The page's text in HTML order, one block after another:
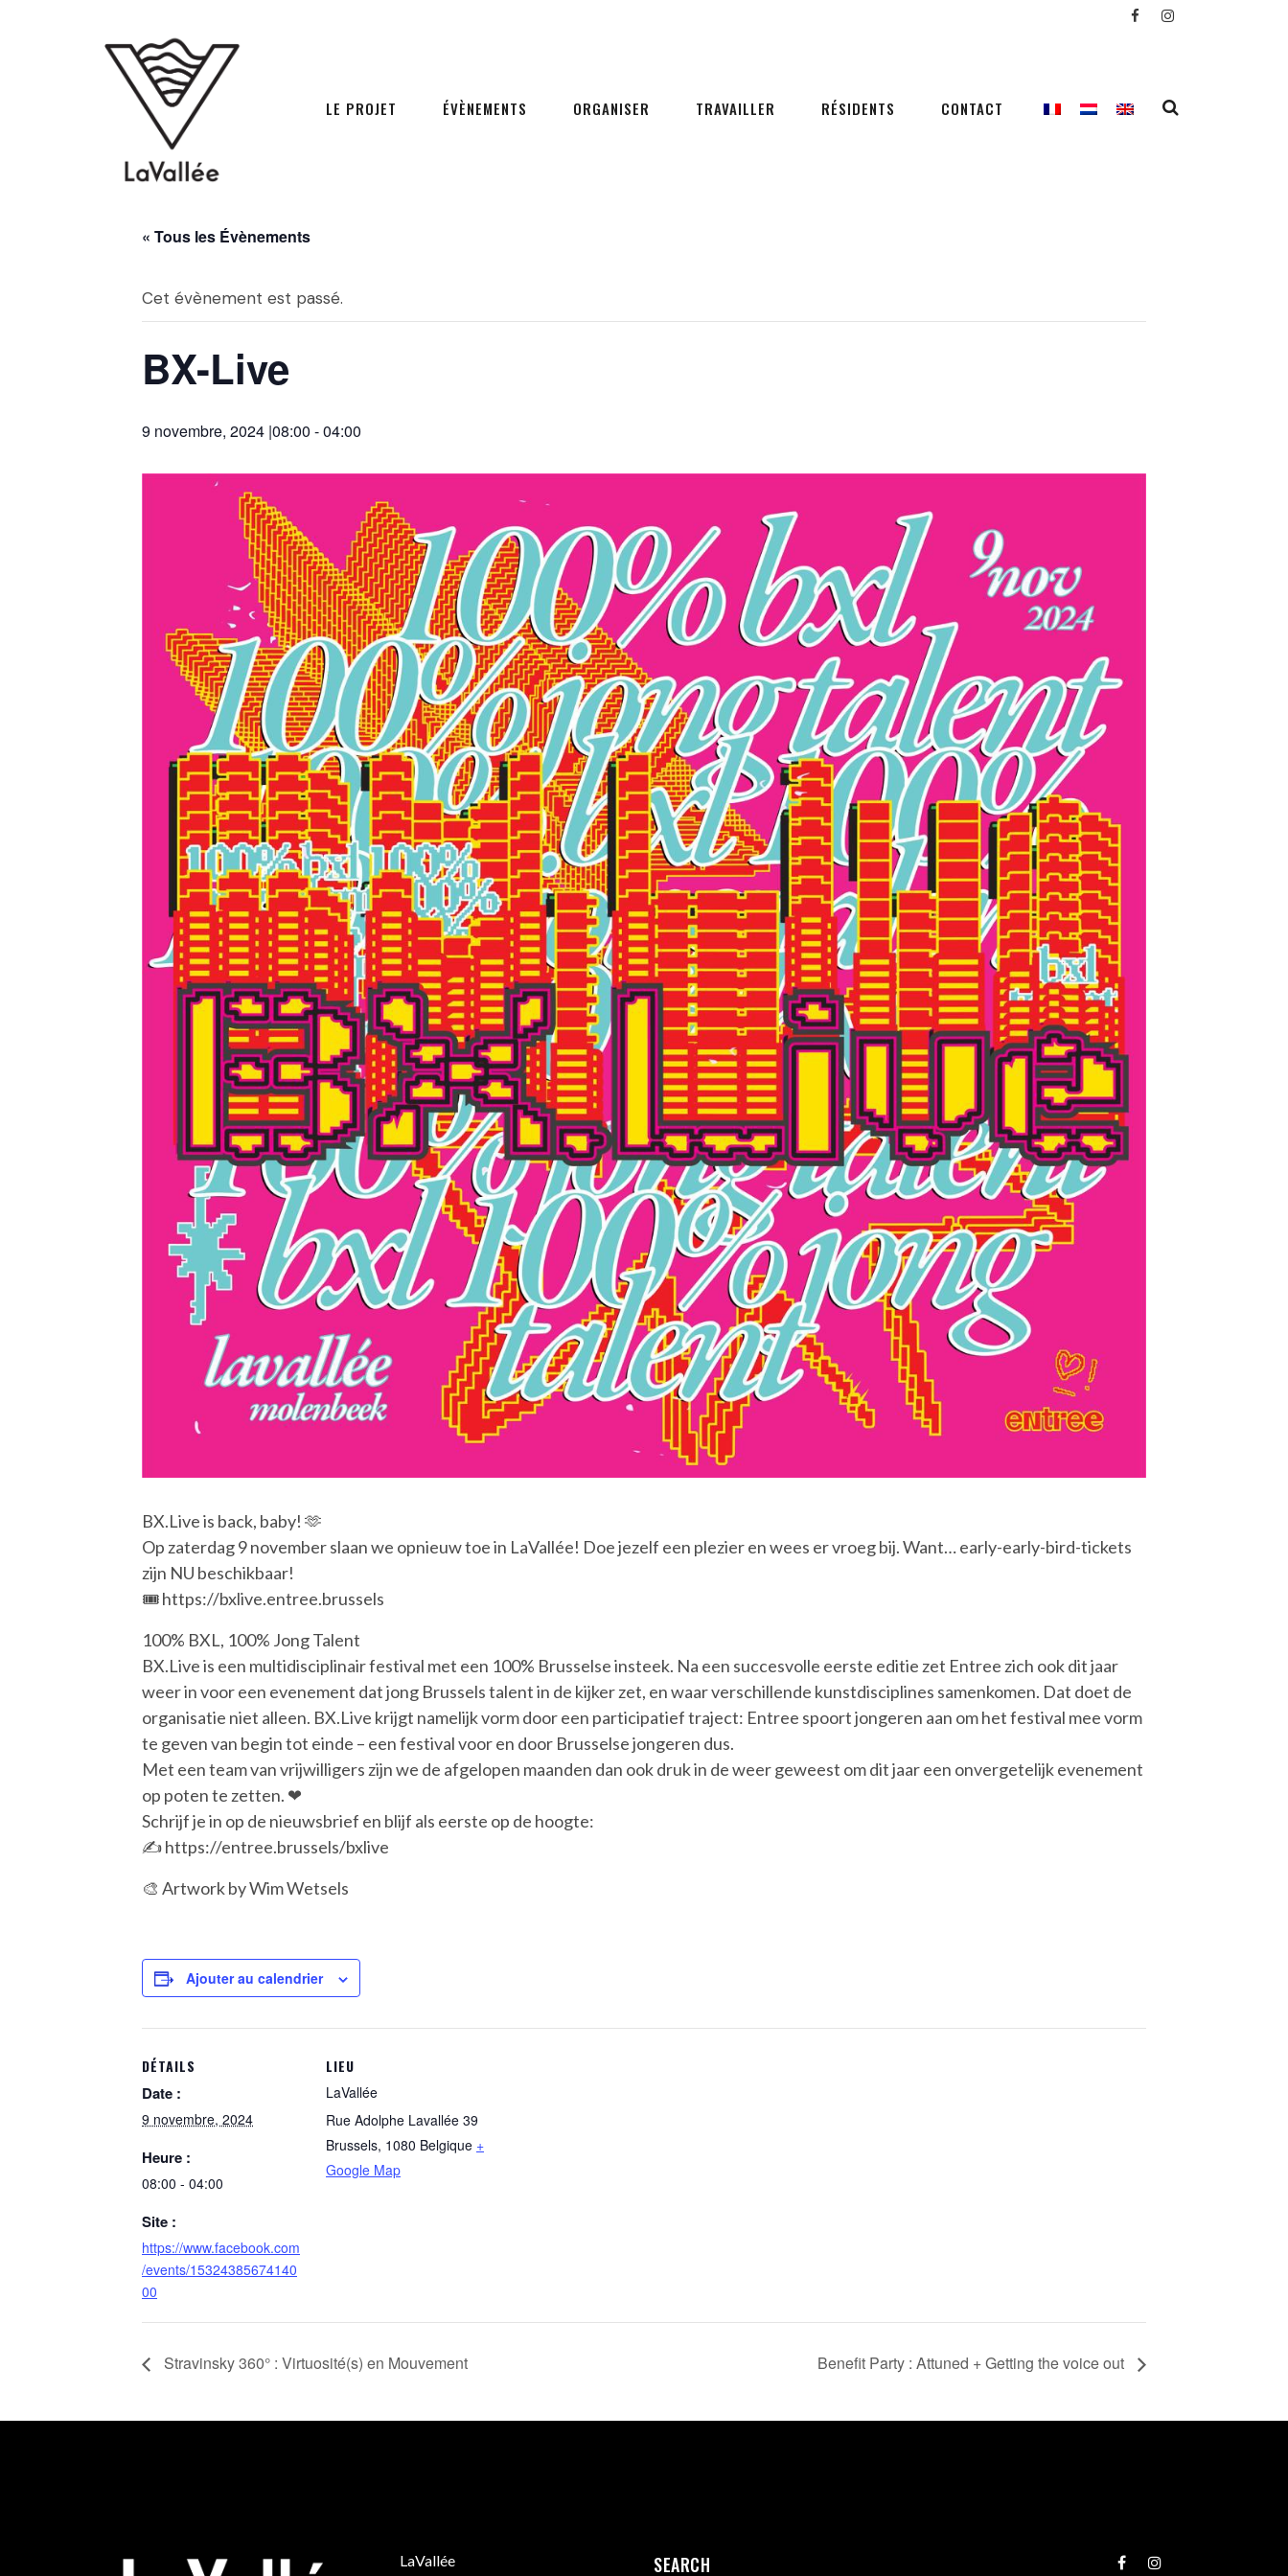
LE PROJET ÉVÈNEMENTS ORGANISER TRAVAILLER RÉSIDENTS CONTACT
« Tous les Évènements
Cet évènement est passé.
BX-Live
9 novembre, 2024 |08:00 -04:00
BX.Live is back, baby! 🫶
Op zaterdag 9 november slaan we opnieuw toe in LaVallée! Doe jezelf een plezier en wees er vroeg bij. Want… early-early-bird-tickets
zijn NU beschikbaar!
🎟️ https://bxlive.entree.brussels
100% BXL, 100% Jong Talent
BX.Live is een multidisciplinair festival met een 100% Brusselse insteek. Na een succesvolle eerste editie zet Entree zich ook dit jaar
weer in voor een evenement dat jong Brussels talent in de kijker zet, en waar verschillende kunstdisciplines samenkomen. Dat doet de
organisatie niet alleen. BX.Live krijgt namelijk vorm door een participatief traject: Entree spoort jongeren aan om het festival mee vorm
te geven van begin tot einde – een festival voor en door Brusselse jongeren dus.
Met een team van vrijwilligers zijn we de afgelopen maanden dan ook druk in de weer geweest om dit jaar een onvergetelijk evenement
op poten te zetten. ❤︎
Schrijf je in op de nieuwsbrief en blijf als eerste op de hoogte:
​​✍️ https://entree.brussels/bxlive
🎨 Artwork by Wim Wetsels
Ajouter au calendrier
DÉTAILS
Date :
9 novembre, 2024
Heure :
08:00 - 04:00
Site :
https://www.facebook.com
/events/15324385674140
00
LIEU
LaVallée
Rue Adolphe Lavallée 39
Brussels, 1080 Belgique +
Google Map
Stravinsky 360° : Virtuosité(s) en Mouvement Benefit Party : Attuned + Getting the voice out
LaVallée SEARCH